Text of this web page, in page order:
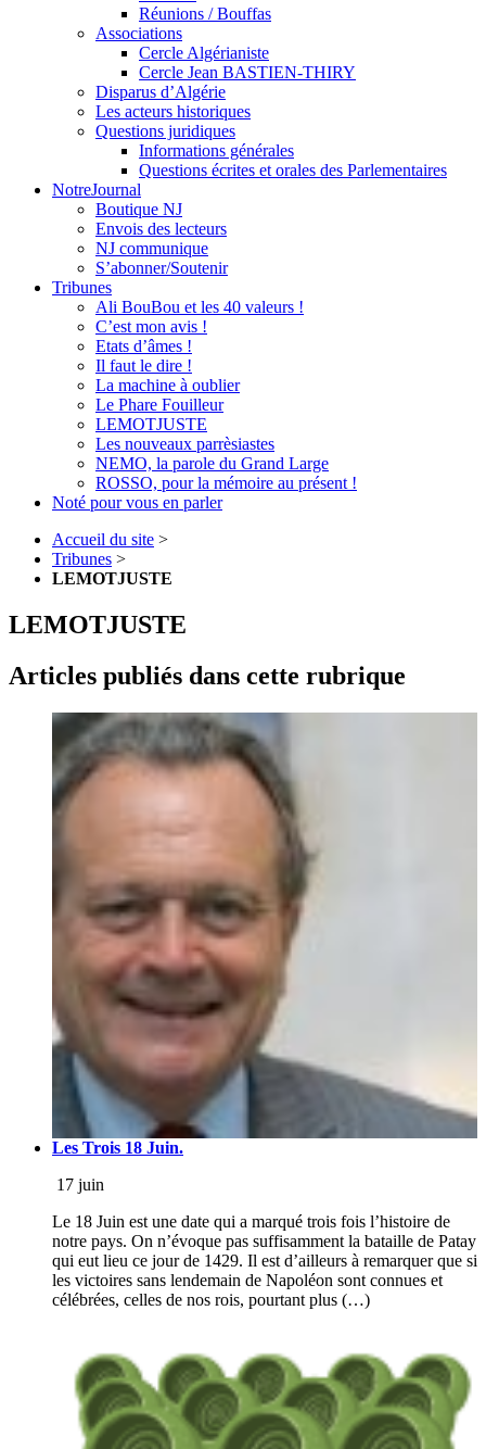
Réunions / Bouffas
Associations
Cercle Algérianiste
Cercle Jean BASTIEN-THIRY
Disparus d’Algérie
Les acteurs historiques
Questions juridiques
Informations générales
Questions écrites et orales des Parlementaires
NotreJournal
Boutique NJ
Envois des lecteurs
NJ communique
S’abonner/Soutenir
Tribunes
Ali BouBou et les 40 valeurs !
C’est mon avis !
Etats d’âmes !
Il faut le dire !
La machine à oublier
Le Phare Fouilleur
LEMOTJUSTE
Les nouveaux parrèsiastes
NEMO, la parole du Grand Large
ROSSO, pour la mémoire au présent !
Noté pour vous en parler
Accueil du site >
Tribunes >
LEMOTJUSTE
LEMOTJUSTE
Articles publiés dans cette rubrique
Les Trois 18 Juin.
17 juin
Le 18 Juin est une date qui a marqué trois fois l’histoire de
notre pays. On n’évoque pas suffisamment la bataille de Patay
qui eut lieu ce jour de 1429. Il est d’ailleurs à remarquer que si
les victoires sans lendemain de Napoléon sont connues et
célébrées, celles de nos rois, pourtant plus (…)